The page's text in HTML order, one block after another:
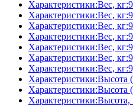
Характеристики:Вес,
Характеристики:Вес,
Характеристики:Вес,
Характеристики:Вес,
Характеристики:Вес,
Характеристики:Вес,
Характеристики:Вес,